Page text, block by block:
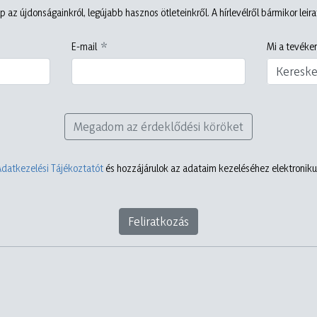
az újdonságainkról, legújabb hasznos ötleteinkről. A hírlevélről bármikor
E-mail Mi a
Megadom az érdeklődési köröket
Tájékoztatót és hozzájárulok az adataim kezeléséhez
Feliratkozás